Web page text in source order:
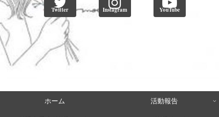
Twitter Instagram YouTube
ホーム 活動報告